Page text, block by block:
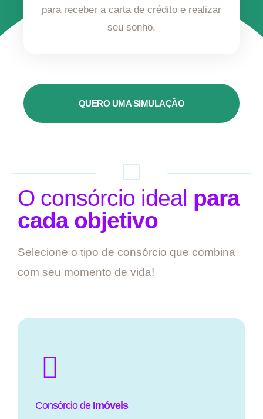
para receber a carta de crédito e realizar
seu sonho.
QUERO UMA SIMULAÇÃO
O consórcio ideal para
cada objetivo
Selecione o tipo de consórcio que combina
com seu momento de vida!
Consórcio de Imóveis